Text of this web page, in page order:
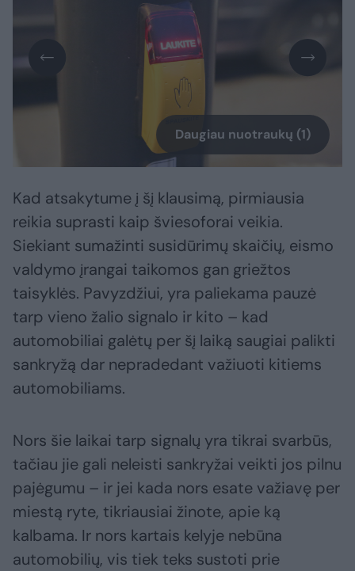
Daugiau nuotraukų (1)
Kad atsakytume į šį klausimą, pirmiausia
reikia suprasti kaip šviesoforai veikia.
Siekiant sumažinti susidūrimų skaičių, eismo
valdymo įrangai taikomos gan griežtos
taisyklės. Pavyzdžiui, yra paliekama pauzė
tarp vieno žalio signalo ir kito – kad
automobiliai galėtų per šį laiką saugiai palikti
sankryžą dar nepradedant važiuoti kitiems
automobiliams.
Nors šie laikai tarp signalų yra tikrai svarbūs,
tačiau jie gali neleisti sankryžai veikti jos pilnu
pajėgumu – ir jei kada nors esate važiavę per
miestą ryte, tikriausiai žinote, apie ką
kalbama. Ir nors kartais kelyje nebūna
automobilių, vis tiek teks sustoti prie